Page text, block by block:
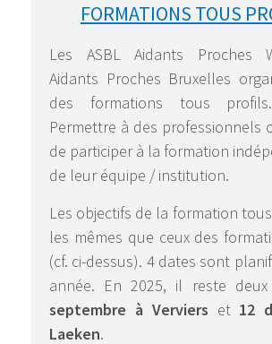
FORMATIONS TOUS
Les ASBL Aidants Proches
Aidants Proches Bruxelles
des formations tous
Permettre à des professionnels
de participer à la formation
de leur équipe / institution.
Les objectifs de la formation
les mêmes que ceux des
(cf. ci-dessus). 4 dates sont
année. En 2025, il reste
septembre à Verviers et 12
Laeken.